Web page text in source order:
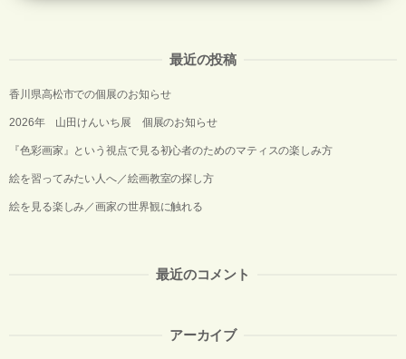
最近の投稿
香川県高松市での個展のお知らせ
2026年 山田けんいち展 個展のお知らせ
『色彩画家』という視点で見る初心者のためのマティスの楽しみ方
絵を習ってみたい人へ／絵画教室の探し方
絵を見る楽しみ／画家の世界観に触れる
最近のコメント
アーカイブ